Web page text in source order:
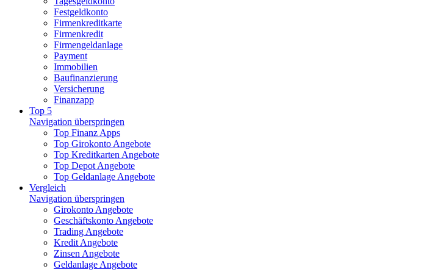
Festgeldkonto
Firmenkreditkarte
Firmenkredit
Firmengeldanlage
Payment
Immobilien
Baufinanzierung
Versicherung
Finanzapp
Top 5
Navigation überspringen
Top Finanz Apps
Top Girokonto Angebote
Top Kreditkarten Angebote
Top Depot Angebote
Top Geldanlage Angebote
Vergleich
Navigation überspringen
Girokonto Angebote
Geschäftskonto Angebote
Trading Angebote
Kredit Angebote
Zinsen Angebote
Geldanlage Angebote